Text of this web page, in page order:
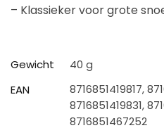
– Klassieker voor grote
Gewicht
40 g
EAN
8716851419817,
8716851419831,
8716851467252